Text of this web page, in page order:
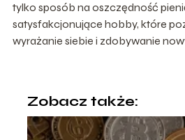
tylko sposób na oszczędność
satysfakcjonujące hobby, które
wyrażanie siebie i zdobywanie
Zobacz także: